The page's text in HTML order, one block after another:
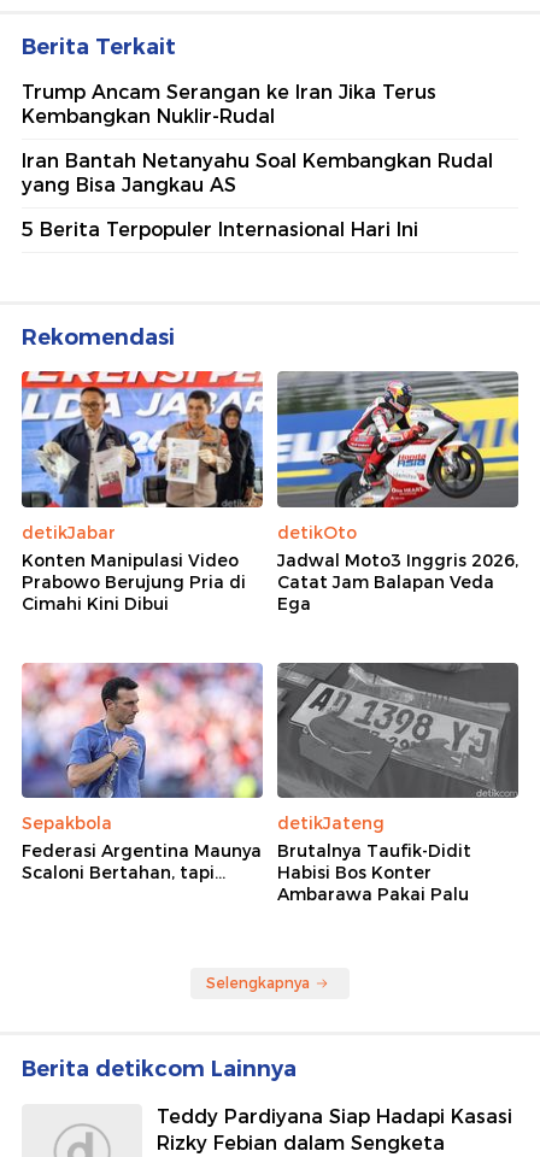
Berita Terkait
Trump Ancam Serangan ke Iran Jika Terus
Kembangkan Nuklir-Rudal
Iran Bantah Netanyahu Soal Kembangkan Rudal
yang Bisa Jangkau AS
5 Berita Terpopuler Internasional Hari Ini
Rekomendasi
detikJabar
Konten Manipulasi Video
Prabowo Berujung Pria di
Cimahi Kini Dibui
detikOto
Jadwal Moto3 Inggris 2026,
Catat Jam Balapan Veda
Ega
Sepakbola
Federasi Argentina Maunya
Scaloni Bertahan, tapi...
detikJateng
Brutalnya Taufik-Didit
Habisi Bos Konter
Ambarawa Pakai Palu
Selengkapnya
Berita detikcom Lainnya
Teddy Pardiyana Siap Hadapi Kasasi
Rizky Febian dalam Sengketa